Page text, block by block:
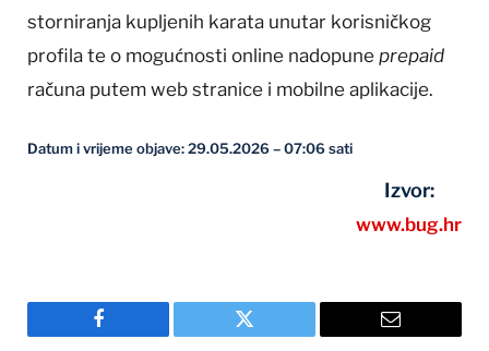
storniranja kupljenih karata unutar korisničkog
profila te o mogućnosti online nadopune prepaid
računa putem web stranice i mobilne aplikacije.
Datum i vrijeme objave: 29.05.2026 – 07:06 sati
Izvor:
www.bug.hr
Facebook Twitter Email